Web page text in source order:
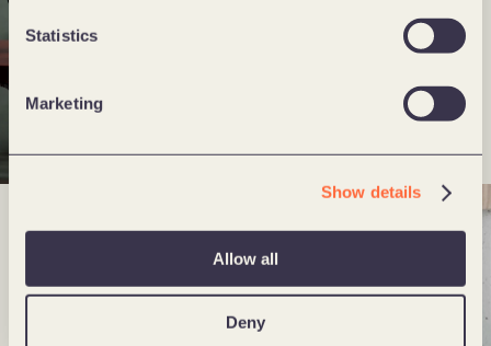
Statistics
Marketing
Show details
Allow all
Deny